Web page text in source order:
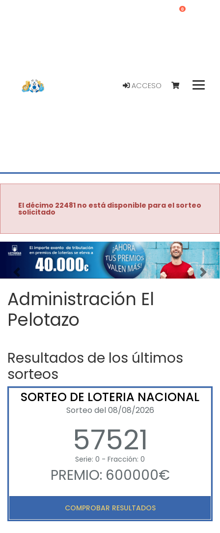
ACCESO
0
El décimo 22481 no está disponible para el sorteo
solicitado
Imagen anterior
Administración El
Pelotazo
Resultados de los últimos
sorteos
SORTEO DE LOTERIA NACIONAL
Sorteo del 08/08/2026
57521
Serie: 0 - Fracción: 0
PREMIO: 600000€
COMPROBAR RESULTADOS